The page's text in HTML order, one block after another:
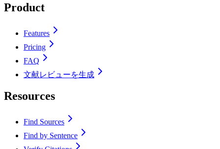
Product
Features
Pricing
FAQ
文献レビューを生成
Resources
Find Sources
Find by Sentence